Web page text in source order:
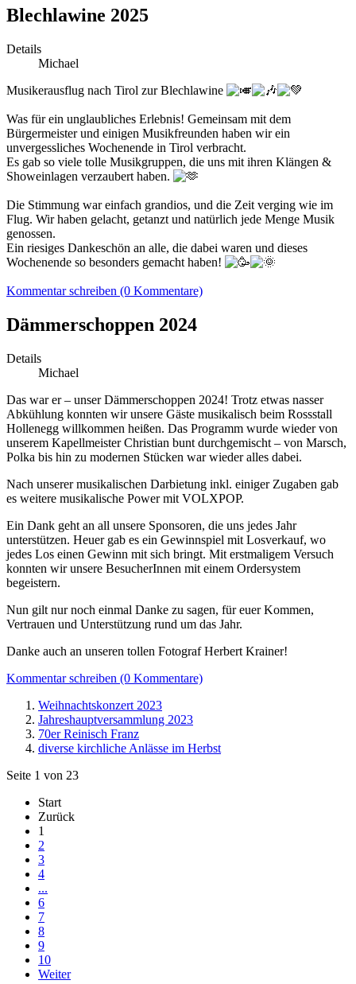
Blechlawine 2025
Details
Michael
Musikerausflug nach Tirol zur Blechlawine
Was für ein unglaubliches Erlebnis! Gemeinsam mit dem
Bürgermeister und einigen Musikfreunden haben wir ein
unvergessliches Wochenende in Tirol verbracht.
Es gab so viele tolle Musikgruppen, die uns mit ihren Klängen &
Showeinlagen verzaubert haben.
Die Stimmung war einfach grandios, und die Zeit verging wie im
Flug. Wir haben gelacht, getanzt und natürlich jede Menge Musik
genossen.
Ein riesiges Dankeschön an alle, die dabei waren und dieses
Wochenende so besonders gemacht haben!
Kommentar schreiben (0 Kommentare)
Dämmerschoppen 2024
Details
Michael
Das war er – unser Dämmerschoppen 2024! Trotz etwas nasser
Abkühlung konnten wir unsere Gäste musikalisch beim Rossstall
Hollenegg willkommen heißen. Das Programm wurde wieder von
unserem Kapellmeister Christian bunt durchgemischt – von Marsch,
Polka bis hin zu modernen Stücken war wieder alles dabei.
Nach unserer musikalischen Darbietung inkl. einiger Zugaben gab
es weitere musikalische Power mit VOLXPOP.
Ein Dank geht an all unsere Sponsoren, die uns jedes Jahr
unterstützen. Heuer gab es ein Gewinnspiel mit Losverkauf, wo
jedes Los einen Gewinn mit sich bringt. Mit erstmaligem Versuch
konnten wir unsere BesucherInnen mit einem Ordersystem
begeistern.
Nun gilt nur noch einmal Danke zu sagen, für euer Kommen,
Vertrauen und Unterstützung rund um das Jahr.
Danke auch an unseren tollen Fotograf Herbert Krainer!
Kommentar schreiben (0 Kommentare)
Weihnachtskonzert 2023
Jahreshauptversammlung 2023
70er Reinisch Franz
diverse kirchliche Anlässe im Herbst
Seite 1 von 23
Start
Zurück
1
2
3
4
...
6
7
8
9
10
Weiter